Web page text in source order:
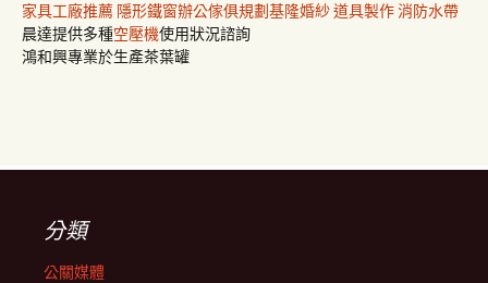
家具工廠推薦 隱形鐵窗辦公傢俱規劃基隆婚紗道具製作消防水帶
晨達提供多種空壓機使用狀況諮詢
鴻和興專業於生產茶葉罐
分類
公關媒體